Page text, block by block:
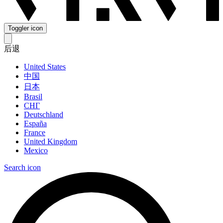
Toggler icon
后退
United States
中国
日本
Brasil
СНГ
Deutschland
España
France
United Kingdom
Mexico
Search icon